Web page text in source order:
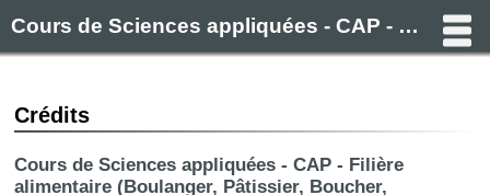
Cours de Sciences appliquées - CAP - Filière alimentaire (Boulanger, Pâtissier, Boucher, Charcutier)
Crédits
Cours de Sciences appliquées - CAP - Filière
alimentaire (Boulanger, Pâtissier, Boucher,